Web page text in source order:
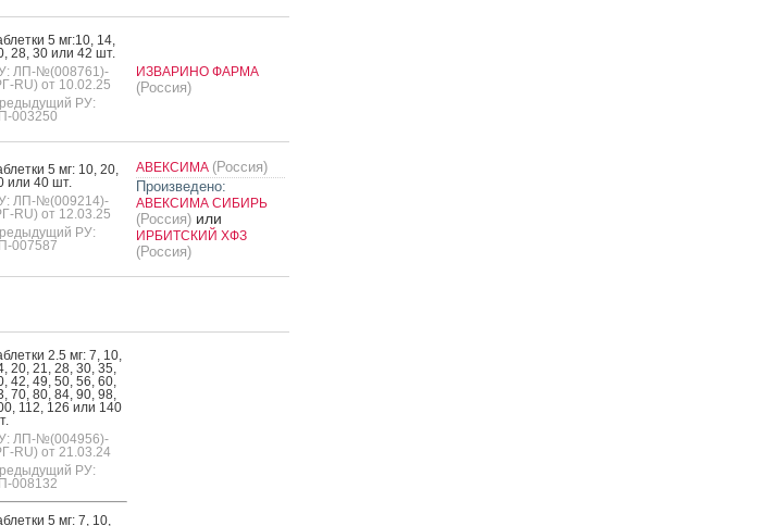
5 мг:10, 14,
28, 30 или 42 шт.
ЛП-№(008761)-
RU) от 10.02.25
РУ:
003250
ИЗВАРИНО ФАРМА
(Россия)
5 мг: 10, 20,
или 40 шт.
ЛП-№(009214)-
RU) от 12.03.25
РУ:
007587
АВЕКСИМА (Россия)
Произведено:
АВЕКСИМА СИБИРЬ
(Россия)или
ИРБИТСКИЙ ХФЗ
(Россия)
2.5 мг: 7, 10,
20, 21, 28, 30, 35,
42, 49, 50, 56, 60,
70, 80, 84, 90, 98,
112, 126 или 140
ЛП-№(004956)-
RU) от 21.03.24
РУ:
008132
5 мг: 7, 10,